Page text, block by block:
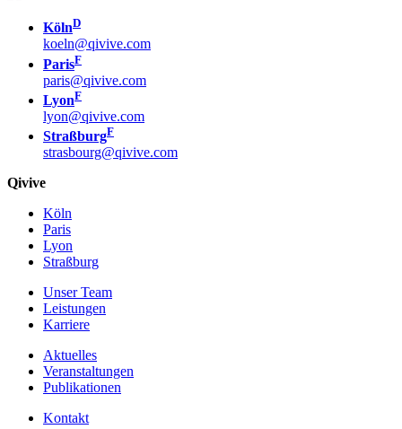
KölnD
koeln@qivive.com
ParisF
paris@qivive.com
LyonF
lyon@qivive.com
StraßburgF
strasbourg@qivive.com
Qivive
Köln
Paris
Lyon
Straßburg
Unser Team
Leistungen
Karriere
Aktuelles
Veranstaltungen
Publikationen
Kontakt